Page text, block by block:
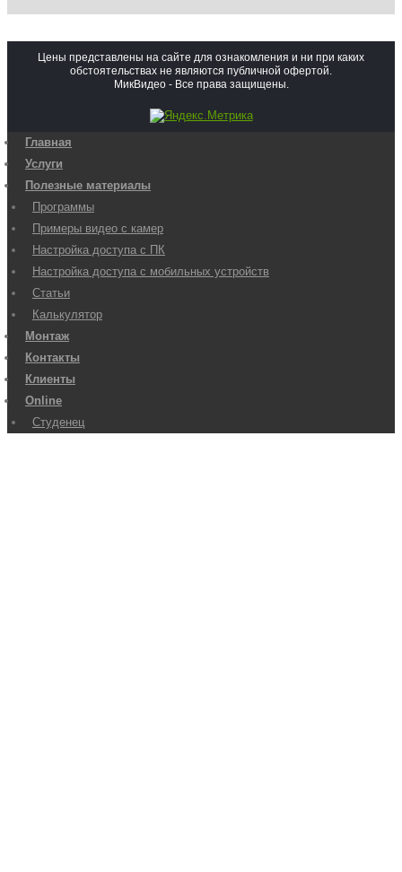
Цены представлены на сайте для ознакомления и ни при каких
обстоятельствах не являются публичной офертой.
МикВидео - Все права защищены.
Главная
Услуги
Полезные материалы
Программы
Примеры видео с камер
Настройка доступа с ПК
Настройка доступа с мобильных устройств
Статьи
Калькулятор
Монтаж
Контакты
Клиенты
Online
Студенец